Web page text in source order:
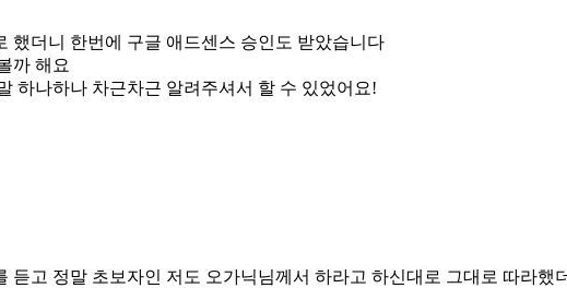
했더니 한번에 구글 애드센스 승인도 받았습니다
까 해요
하나하나 차근차근 알려주셔서 할 수 있었어요!
고 정말 초보자인 저도 오가닉님께서 하라고 하신대로 그대로 따라했